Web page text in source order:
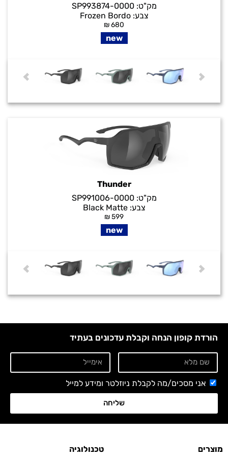
מק"ט:SP993874-0000
צבע:Frozen Bordo
₪680
new
Thunder
מק"ט:SP991006-0000
צבע:Black Matte
₪599
new
הורדת קופון הנחה וקבלת עדכונים בעתיד
אני מסכים/מה לקבלת ניוזלטר ומידע למייל
שליחה
מוצרים
טכנולוגיה